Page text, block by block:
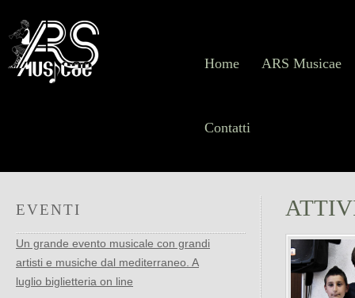
Home ARS Musicae
Contatti
EVENTI
Un grande evento musicale con grandi
artisti e musiche dal mediterraneo. A
luglio biglietteria on line